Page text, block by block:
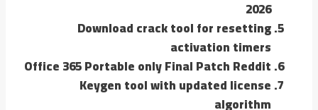
2026
Download crack tool for resetting
activation timers
Office 365 Portable only Final Patch Reddit
Keygen tool with updated license
algorithm